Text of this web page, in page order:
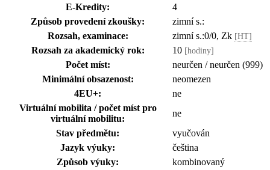
E-Kredity:
4
Způsob provedení zkoušky:
zimní s.:
Rozsah, examinace:
zimní s.:0/0, Zk [HT]
Rozsah za akademický rok: 10 [hodiny]
Počet míst:
neurčen / neurčen (999)
Minimální obsazenost:
neomezen
4EU+:
ne
Virtuální mobilita / počet míst pro
virtuální mobilitu:
ne
Stav předmětu:
vyučován
Jazyk výuky:
čeština
Způsob výuky:
kombinovaný